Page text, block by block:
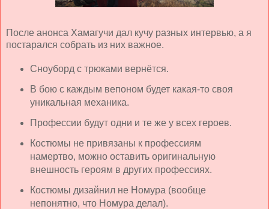
После анонса Хамагучи дал кучу разных интервью, а я
постарался собрать из них важное.
Сноуборд с трюками вернётся.
В бою с каждым вепоном будет какая-то своя
уникальная механика.
Профессии будут одни и те же у всех героев.
Костюмы не привязаны к профессиям
намертво, можно оставить оригинальную
внешность героям в других профессиях.
Костюмы дизайнил не Номура (вообще
непонятно, что Номура делал).